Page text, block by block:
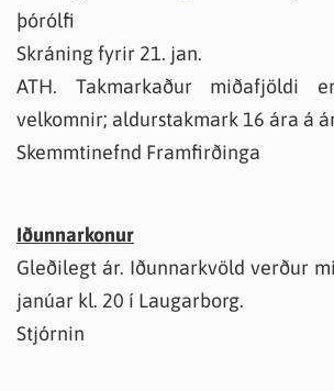
þórólfi
Skráning fyrir 21. jan.
ATH. Takmarkaður
velkomnir; aldurstakmark 16 ára á
Skemmtinefnd Framfirðinga
Iðunnarkonur
Gleðilegt ár. Iðunnarkvöld verður
janúar kl. 20 í Laugarborg.
Stjórnin